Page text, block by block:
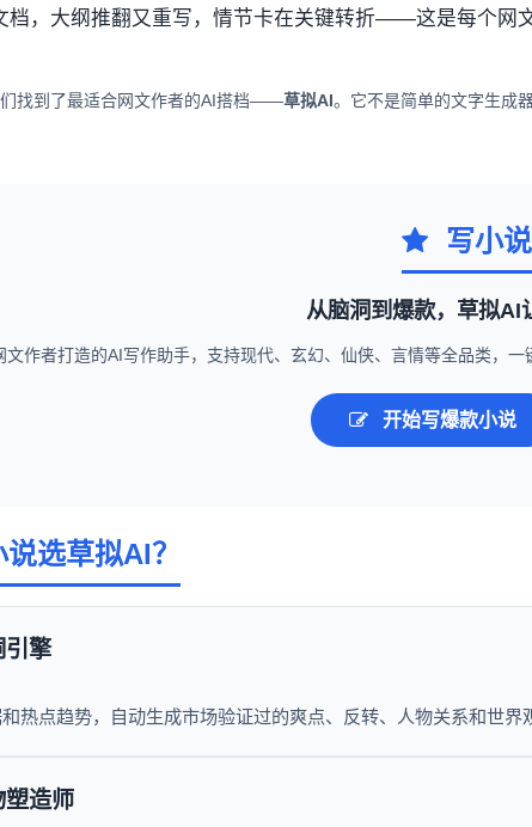
档，大纲推翻又重写，情节卡在关键转折——这是每个网
找到了最适合网文作者的AI搭档——草拟AI。它不是简单的文字生成
写小
从脑洞到爆款，草拟AI
文作者打造的AI写作助手，支持现代、玄幻、仙侠、言情等全品类，
开始写爆款小说
选草拟AI？
引擎
热点趋势，自动生成市场验证过的爽点、反转、人物关系和世界
塑造师